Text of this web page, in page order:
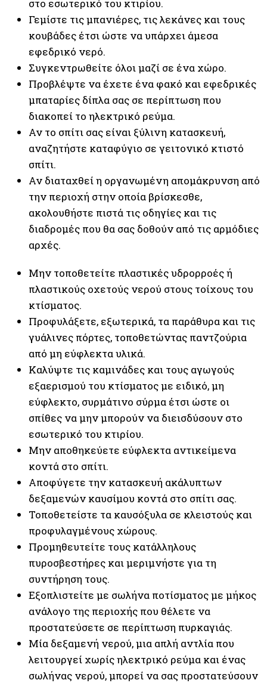
στο εσωτερικό του κτιρίου.
Γεμίστε τις μπανιέρες, τις λεκάνες και τους
κουβάδες έτσι ώστε να υπάρχει άμεσα
εφεδρικό νερό.
Συγκεντρωθείτε όλοι μαζί σε ένα χώρο.
Προβλέψτε να έχετε ένα φακό και εφεδρικές
μπαταρίες δίπλα σας σε περίπτωση που
διακοπεί το ηλεκτρικό ρεύμα.
Αν το σπίτι σας είναι ξύλινη κατασκευή,
αναζητήστε καταφύγιο σε γειτονικό κτιστό
σπίτι.
Αν διαταχθεί η οργανωμένη απομάκρυνση από
την περιοχή στην οποία βρίσκεσθε,
ακολουθήστε πιστά τις οδηγίες και τις
διαδρομές που θα σας δοθούν από τις αρμόδιες
αρχές.
Μην τοποθετείτε πλαστικές υδρορροές ή
πλαστικούς οχετούς νερού στους τοίχους του
κτίσματος.
Προφυλάξετε, εξωτερικά, τα παράθυρα και τις
γυάλινες πόρτες, τοποθετώντας παντζούρια
από μη εύφλεκτα υλικά.
Καλύψτε τις καμινάδες και τους αγωγούς
εξαερισμού του κτίσματος με ειδικό, μη
εύφλεκτο, συρμάτινο σύρμα έτσι ώστε οι
σπίθες να μην μπορούν να διεισδύσουν στο
εσωτερικό του κτιρίου.
Μην αποθηκεύετε εύφλεκτα αντικείμενα
κοντά στο σπίτι.
Αποφύγετε την κατασκευή ακάλυπτων
δεξαμενών καυσίμου κοντά στο σπίτι σας.
Τοποθετείστε τα καυσόξυλα σε κλειστούς και
προφυλαγμένους χώρους.
Προμηθευτείτε τους κατάλληλους
πυροσβεστήρες και μεριμνήστε για τη
συντήρηση τους.
Εξοπλιστείτε με σωλήνα ποτίσματος με μήκος
ανάλογο της περιοχής που θέλετε να
προστατεύσετε σε περίπτωση πυρκαγιάς.
Μία δεξαμενή νερού, μια απλή αντλία που
λειτουργεί χωρίς ηλεκτρικό ρεύμα και ένας
σωλήνας νερού, μπορεί να σας προστατεύσουν